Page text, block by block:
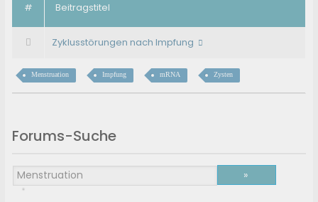
# Beitragstitel
Zyklusstörungen nach Impfung
Menstruation Impfung mRNA Zysten
Forums-Suche